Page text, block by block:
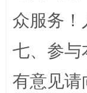
“蜀中异
众服务！
七、参与
有意见请